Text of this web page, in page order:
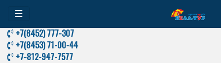
☰
+7(8452) 777-307
+7(8453) 71-00-44
+7-812-947-7577